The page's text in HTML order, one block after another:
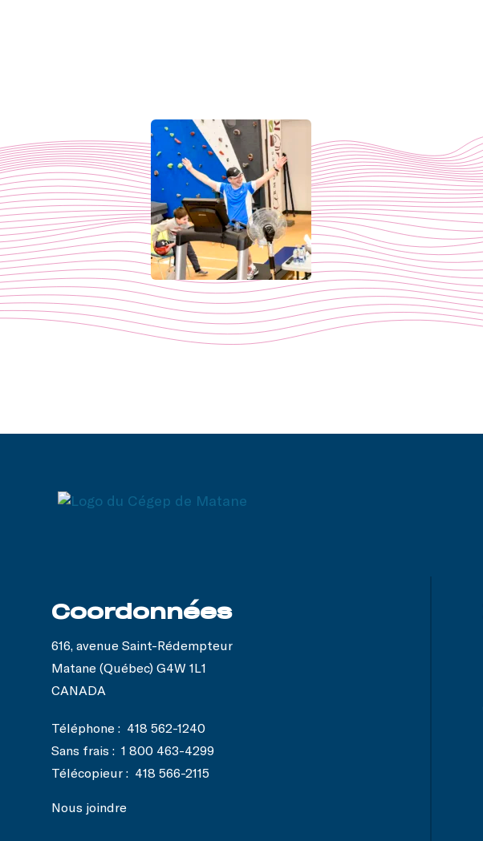
Coordonnées
616, avenue Saint-Rédempteur
Matane (Québec) G4W 1L1
CANADA
Téléphone : 418 562-1240
Sans frais : 1 800 463-4299
Télécopieur : 418 566-2115
Nous joindre